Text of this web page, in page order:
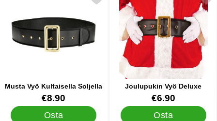
Musta Vyö Kultaisella Soljella
Tuote.nro 40294
€8.90
Osta
Joulupukin Vyö Deluxe
Tuote.nro 32197
€6.90
Osta